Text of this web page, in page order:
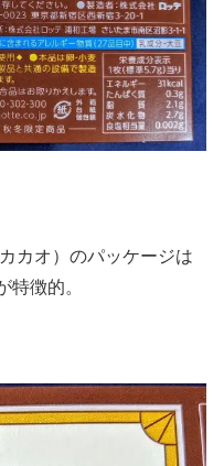
カオ）のパッケージは
特徴的。